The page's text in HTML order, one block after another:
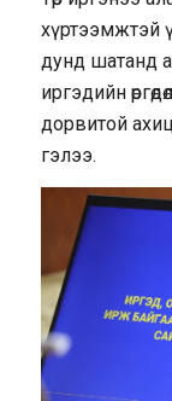
хүртээмжтэй
дунд шатанд
иргэдийн
дорвитой
гэлээ.